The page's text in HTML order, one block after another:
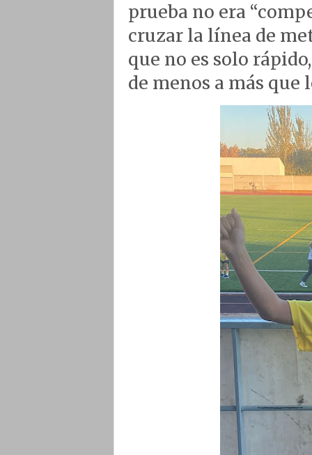
prueba no era
cruzar la línea de
que no es solo
de menos a más que